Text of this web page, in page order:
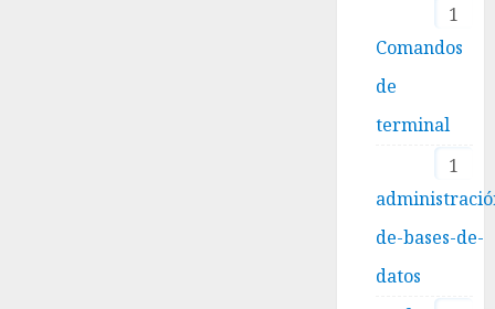
1
Comandos
de
terminal
1
de-bases-de-
datos